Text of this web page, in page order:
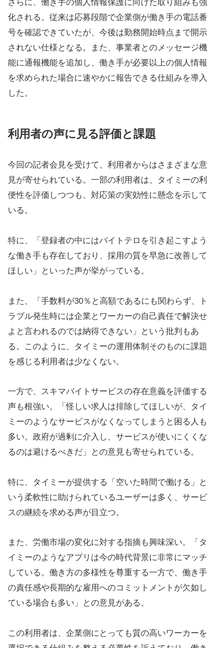
さらに、働き手の個人情報保護に向けた取り組みも強
化される。従来は応募段階で企業側が働き手の電話番
号を確認できていたが、今後は勤務開始時点まで開示
されない仕様となる。また、事業者とのメッセージ機
能に通報機能を追加し、働き手が必要以上の個人情報
を求められた場合に速やかに報告できる仕組みを導入
した。
利用者の声に見る評価と課題
今回の記者会見を受けて、利用者からはさまざまな意
見が寄せられている。一部の利用者は、タイミーの利
便性を評価しつつも、対応策の実効性に懸念を示して
いる。
特に、「登録者の中にはバイトテロを引き起こすよう
な働き手も存在しており、採用の質を早急に改善して
ほしい」といった声が挙がっている。
また、「手数料が30％と高額であるにも関わらず、ト
ラブル発生時には企業とワーカーの自己責任で解決せ
よと言われるのでは納得できない」という批判もあ
る。このように、タイミーの運用体制そのものに課題
を感じる利用者は少なくない。
一方で、スキマバイトサービスの存在意義を評価する
声も根強い。「怪しい求人は排除してほしいが、タイ
ミーのようなサービスがなくなってしまうと困る人も
多い。政府が過剰に介入し、サービスが使いにくくな
るのは避けるべきだ」との意見も寄せられている。
特に、タイミーが提供する「空いた時間で働ける」と
いう柔軟性に助けられているユーザーは多く、サービ
スの継続を求める声が目立つ。
また、労働市場の変化に対する指摘も興味深い。「タ
イミーのようなアプリは今の時代背景に非常にマッチ
している。働き方の多様性を尊重する一方で、働き手
の責任感や長期的な雇用へのコミットメントが欠如し
ている場合も多い」との意見がある。
この利用者は、企業側にとっても質の高いワーカーを